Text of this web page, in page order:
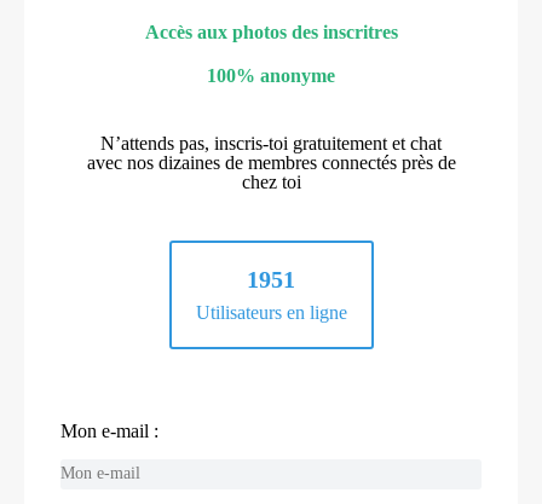
Accès aux photos des inscritres
100% anonyme
N’attends pas, inscris-toi gratuitement et chat
avec nos dizaines de membres connectés près de
chez toi
1951
Utilisateurs en ligne
Mon e-mail :